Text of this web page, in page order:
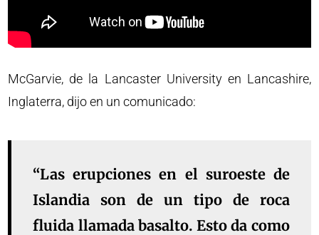
McGarvie, de la Lancaster University en Lancashire,
Inglaterra, dijo en un comunicado:
“Las erupciones en el suroeste de
Islandia son de un tipo de roca
fluida llamada basalto. Esto da como